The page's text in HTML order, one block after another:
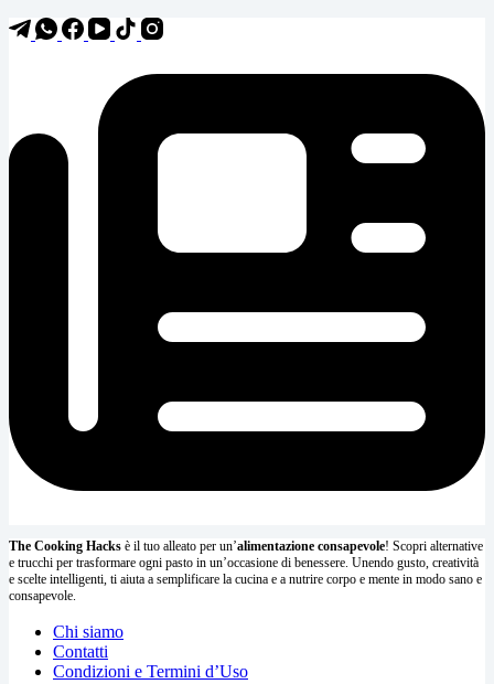
The Cooking Hacks è il tuo alleato per un’alimentazione consapevole! Scopri alternative
e trucchi per trasformare ogni pasto in un’occasione di benessere. Unendo gusto, creatività
e scelte intelligenti, ti aiuta a semplificare la cucina e a nutrire corpo e mente in modo sano e
consapevole.
Chi siamo
Contatti
Condizioni e Termini d’Uso